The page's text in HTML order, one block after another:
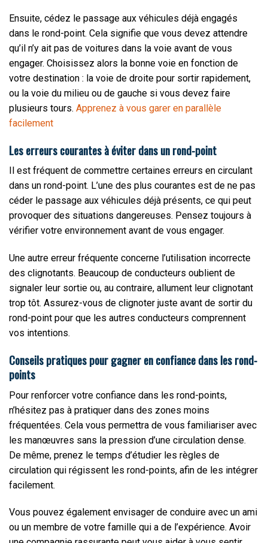
Ensuite, cédez le passage aux véhicules déjà engagés
dans le rond-point. Cela signifie que vous devez attendre
qu’il n’y ait pas de voitures dans la voie avant de vous
engager. Choisissez alors la bonne voie en fonction de
votre destination : la voie de droite pour sortir rapidement,
ou la voie du milieu ou de gauche si vous devez faire
plusieurs tours. Apprenez à vous garer en parallèle
facilement
Les erreurs courantes à éviter dans un rond-point
Il est fréquent de commettre certaines erreurs en circulant
dans un rond-point. L’une des plus courantes est de ne pas
céder le passage aux véhicules déjà présents, ce qui peut
provoquer des situations dangereuses. Pensez toujours à
vérifier votre environnement avant de vous engager.
Une autre erreur fréquente concerne l’utilisation incorrecte
des clignotants. Beaucoup de conducteurs oublient de
signaler leur sortie ou, au contraire, allument leur clignotant
trop tôt. Assurez-vous de clignoter juste avant de sortir du
rond-point pour que les autres conducteurs comprennent
vos intentions.
Conseils pratiques pour gagner en confiance dans les rond-
points
Pour renforcer votre confiance dans les rond-points,
n’hésitez pas à pratiquer dans des zones moins
fréquentées. Cela vous permettra de vous familiariser avec
les manœuvres sans la pression d’une circulation dense.
De même, prenez le temps d’étudier les règles de
circulation qui régissent les rond-points, afin de les intégrer
facilement.
Vous pouvez également envisager de conduire avec un ami
ou un membre de votre famille qui a de l’expérience. Avoir